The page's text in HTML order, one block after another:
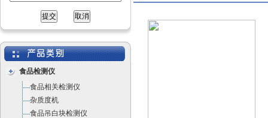
食品检测仪
食品相关检测仪
杂质度机
食品吊白块检测仪